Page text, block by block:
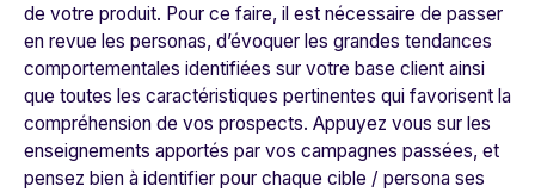
de votre produit. Pour ce faire, il est nécessaire de passer
en revue les personas, d’évoquer les grandes tendances
comportementales identifiées sur votre base client ainsi
que toutes les caractéristiques pertinentes qui favorisent la
compréhension de vos prospects. Appuyez vous sur les
enseignements apportés par vos campagnes passées, et
pensez bien à identifier pour chaque cible / persona ses